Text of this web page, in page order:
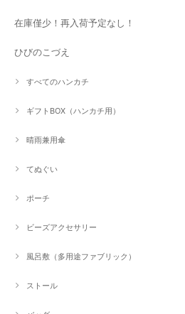
在庫僅少！再入荷予定なし！
ひびのこづえ
すべてのハンカチ
ギフトBOX（ハンカチ用）
晴雨兼用傘
てぬぐい
ポーチ
ビーズアクセサリー
風呂敷（多用途ファブリック）
ストール